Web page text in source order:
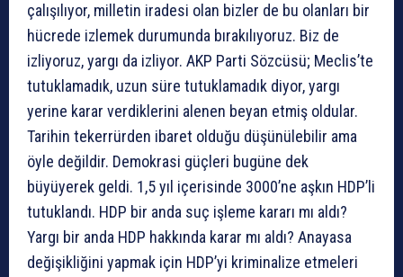
çalışılıyor, milletin iradesi olan bizler de bu olanları bir
hücrede izlemek durumunda bırakılıyoruz. Biz de
izliyoruz, yargı da izliyor. AKP Parti Sözcüsü; Meclis’te
tutuklamadık, uzun süre tutuklamadık diyor, yargı
yerine karar verdiklerini alenen beyan etmiş oldular.
Tarihin tekerrürden ibaret olduğu düşünülebilir ama
öyle değildir. Demokrasi güçleri bugüne dek
büyüyerek geldi. 1,5 yıl içerisinde 3000’ne aşkın HDP’li
tutuklandı. HDP bir anda suç işleme kararı mı aldı?
Yargı bir anda HDP hakkında karar mı aldı? Anayasa
değişikliğini yapmak için HDP’yi kriminalize etmeleri